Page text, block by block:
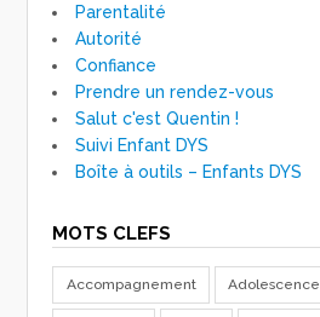
Parentalité
Autorité
Confiance
Prendre un rendez-vous
Salut c'est Quentin !
Suivi Enfant DYS
Boîte à outils – Enfants DYS
MOTS CLEFS
Accompagnement Adolescence